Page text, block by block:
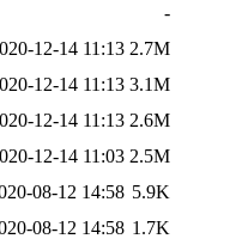
-
12-14 11:13 2.7M
12-14 11:13 3.1M
12-14 11:13 2.6M
12-14 11:03 2.5M
08-12 14:58 5.9K
08-12 14:58 1.7K